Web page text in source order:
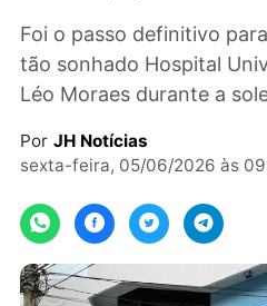
Foi o passo definitivo
tão sonhado Hospital
Léo Moraes durante a
sexta-feira, 05/06/2026 às